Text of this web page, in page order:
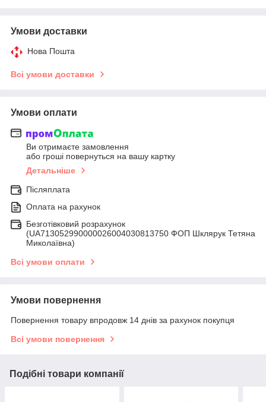
Умови доставки
Нова Пошта
Всі умови доставки
Умови оплати
Ви отримаєте замовлення
або гроші повернуться на вашу картку
Детальніше
Післяплата
Оплата на рахунок
Безготівковий розрахунок
(UA713052990000026004030813750 ФОП Шклярук Тетяна
Миколаївна)
Всі умови оплати
Умови повернення
Повернення товару впродовж 14 днів за рахунок покупця
Всі умови повернення
Подібні товари компанії